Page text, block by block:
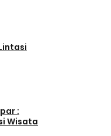
:
Wisata